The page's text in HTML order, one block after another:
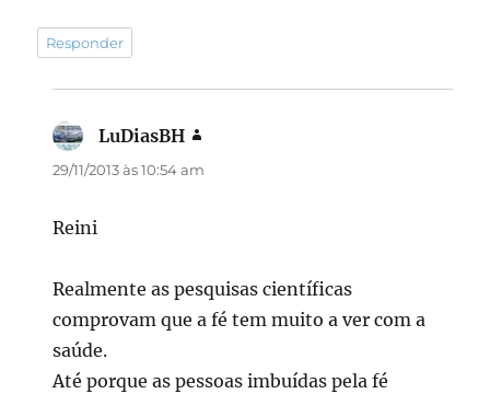
Responder
LuDiasBH
29/11/2013 às 10:54 am
Reini
Realmente as pesquisas científicas
comprovam que a fé tem muito a ver com a
saúde.
Até porque as pessoas imbuídas pela fé